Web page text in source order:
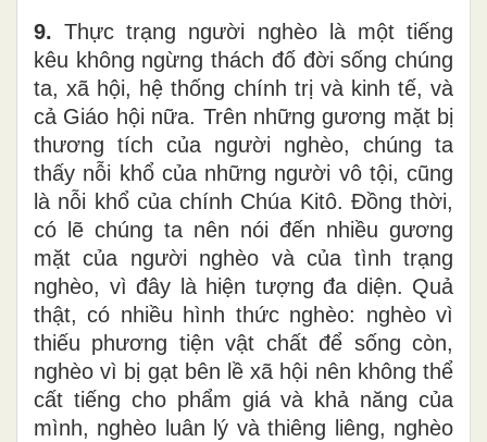
9. Thực trạng người nghèo là một tiếng
kêu không ngừng thách đố đời sống chúng
ta, xã hội, hệ thống chính trị và kinh tế, và
cả Giáo hội nữa. Trên những gương mặt bị
thương tích của người nghèo, chúng ta
thấy nỗi khổ của những người vô tội, cũng
là nỗi khổ của chính Chúa Kitô. Đồng thời,
có lẽ chúng ta nên nói đến nhiều gương
mặt của người nghèo và của tình trạng
nghèo, vì đây là hiện tượng đa diện. Quả
thật, có nhiều hình thức nghèo: nghèo vì
thiếu phương tiện vật chất để sống còn,
nghèo vì bị gạt bên lề xã hội nên không thể
cất tiếng cho phẩm giá và khả năng của
mình, nghèo luân lý và thiêng liêng, nghèo